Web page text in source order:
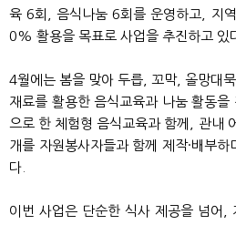
육 6회, 음식나눔 6회를 운영하고, 지
0% 활용을 목표로 사업을 추진하고 있
4월에는 봄을 맞아 두릅, 꼬막, 올망대
재료를 활용한 음식교육과 나눔 활동
으로 한 체험형 음식교육과 함께, 관내
개를 자원봉사자들과 함께 제작·배부
다.
이번 사업은 단순한 식사 제공을 넘어,